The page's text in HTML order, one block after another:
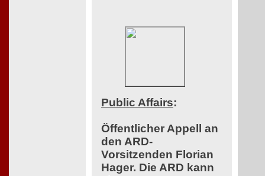
Public Affairs:
Öffentlicher Appell an
den ARD-
Vorsitzenden Florian
Hager. Die ARD kann